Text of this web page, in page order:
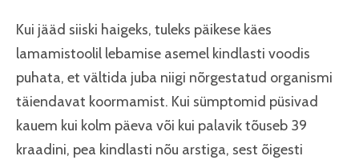
Kui jääd siiski haigeks, tuleks päikese käes
lamamistoolil lebamise asemel kindlasti voodis
puhata, et vältida juba niigi nõrgestatud organismi
täiendavat koormamist. Kui sümptomid püsivad
kauem kui kolm päeva või kui palavik tõuseb 39
kraadini, pea kindlasti nõu arstiga, sest õigesti